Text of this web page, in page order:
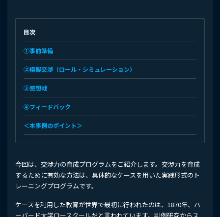
目次
①事前準備
②模擬交渉（ロール・シミュレーション）
③感想戦
④フィードバック
＜本事例のポイント＞
今回は、交渉力の育成プログラムをご紹介します。交渉力を育成
するために有効な方法は、具体的なケースを用いた実践形式のト
レーニングプログラムです。
ケースを利用した教育が世界で最初に行われたのは、1870年、ハ